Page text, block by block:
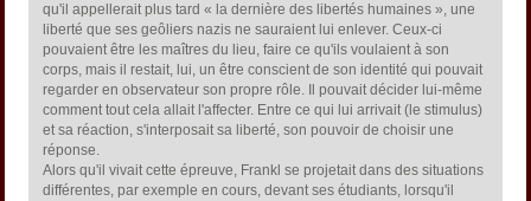
qu'il appellerait plus tard « la dernière des libertés humaines », une
liberté que ses geôliers nazis ne sauraient lui enlever. Ceux-ci
pouvaient être les maîtres du lieu, faire ce qu'ils voulaient à son
corps, mais il restait, lui, un être conscient de son identité qui pouvait
regarder en observateur son propre rôle. Il pouvait décider lui-même
comment tout cela allait l'affecter. Entre ce qui lui arrivait (le stimulus)
et sa réaction, s'interposait sa liberté, son pouvoir de choisir une
réponse.
Alors qu'il vivait cette épreuve, Frankl se projetait dans des situations
différentes, par exemple en cours, devant ses étudiants, lorsqu'il